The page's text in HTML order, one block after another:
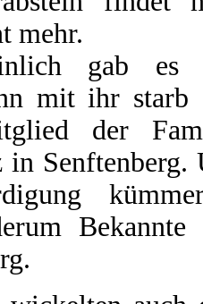
mehr.
gab es
mit ihr starb
der
in Senftenberg.
Bekannte